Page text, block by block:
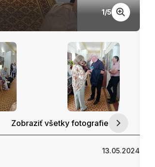
1/5
Zobraziť všetky fotografie
13.05.2024